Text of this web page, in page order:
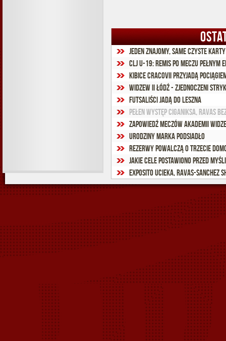
Jeden znajomy, same czyste karty
CLJ U-19: Remis po meczu pełnym
Kibice Cracovii przyjadą
Widzew II Łódź - Zjednoczeni
Futsaliści jadą do Leszna
Pełen występ Ciganiksa, Ravas
Zapowiedź meczów Akademii
Urodziny Marka Podsiadło
Rezerwy powalczą o trzecie
Jakie cele postawiono przed
Exposito ucieka, Ravas-Sanchez